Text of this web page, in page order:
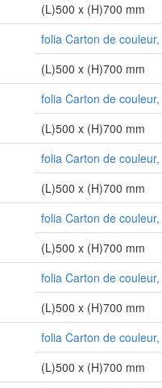
(L)500 x (H)700 mm
folia Carton de
(L)500 x (H)700 mm
folia Carton de
(L)500 x (H)700 mm
folia Carton de
(L)500 x (H)700 mm
folia Carton de
(L)500 x (H)700 mm
folia Carton de
(L)500 x (H)700 mm
folia Carton de
(L)500 x (H)700 mm